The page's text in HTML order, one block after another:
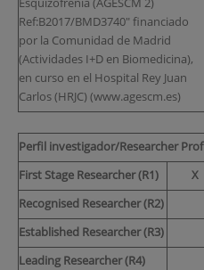
Ref:B2017/BMD3740" financiado
por la Comunidad de Madrid
(Actividades I+D en Biomedicina),
en curso en el Hospital Rey Juan
Carlos (HRJC) (www.agescm.es)
Perfil investigador/Researcher
First Stage Researcher (R1)
X
Recognised Researcher (R2)
Established Researcher (R3)
Leading Researcher (R4)